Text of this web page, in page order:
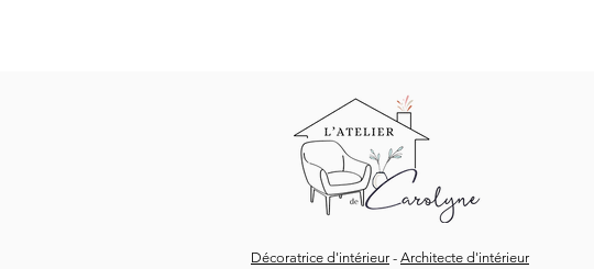
Décoratrice d'intérieur- Architecte d'intérieur